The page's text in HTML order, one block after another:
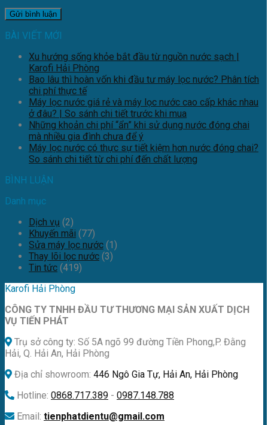
BÀI VIẾT MỚI
Xu hướng sống khỏe bắt đầu từ nguồn nước sạch |
Karofi Hải Phòng
Bao lâu thì hoàn vốn khi đầu tư máy lọc nước? Phân tích
chi phí thực tế
Máy lọc nước giá rẻ và máy lọc nước cao cấp khác nhau
ở đâu? | So sánh chi tiết trước khi mua
Những khoản chi phí “ẩn” khi sử dụng nước đóng chai
mà nhiều gia đình chưa để ý
Máy lọc nước có thực sự tiết kiệm hơn nước đóng chai?
So sánh chi tiết từ chi phí đến chất lượng
BÌNH LUẬN
Danh mục
Dịch vụ (2)
Khuyến mãi (77)
Sửa máy lọc nước (1)
Thay lõi lọc nước (3)
Tin tức (419)
Karofi Hải Phòng
CÔNG TY TNHH ĐẦU TƯ THƯƠNG MẠI SẢN XUẤT DỊCH
VỤ TIẾN PHÁT
Trụ sở công ty: Số 5A ngõ 99 đường Tiền Phong,P. Đằng
Hải, Q. Hải An, Hải Phòng
Địa chỉ showroom: 446 Ngô Gia Tự, Hải An, Hải Phòng
Hotline: 0868.717.389 - 0987.148.788
Email: tienphatdientu@gmail.com